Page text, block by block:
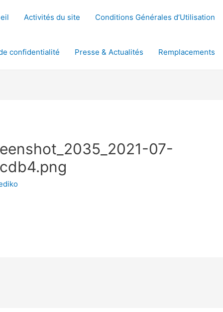
Activités du site Conditions Générales d’Utilisation
confidentialité Presse & Actualités Remplacements
07-